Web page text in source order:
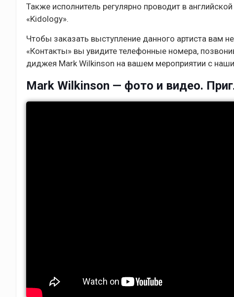
Также исполнитель регулярно проводит в
«Kidology».
Чтобы заказать выступление данного артиста вам
«Контакты» вы увидите телефонные номера,
диджея Mark Wilkinson на вашем мероприятии с
Mark Wilkinson — фото и видео.